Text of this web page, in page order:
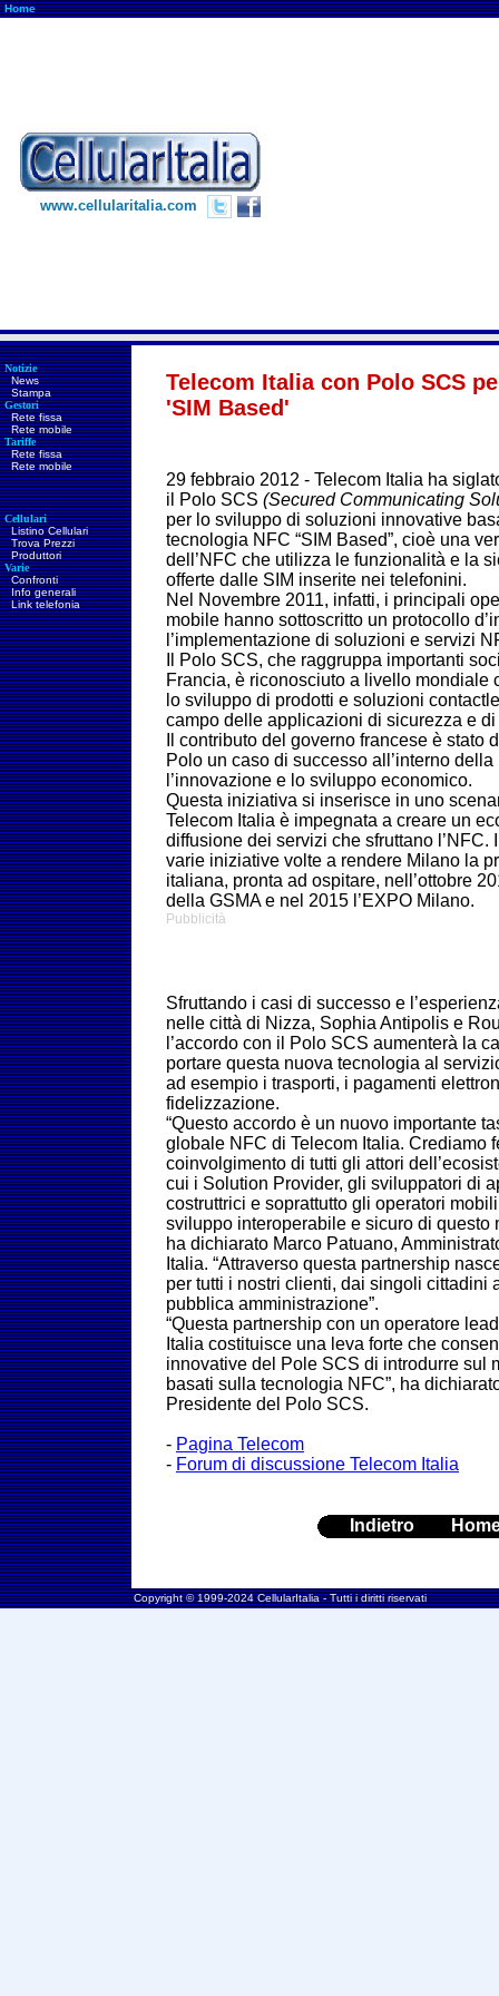
Home
www.cellularitalia.com
Notizie
News
Stampa
Gestori
Rete fissa
Rete mobile
Tariffe
Rete fissa
Rete mobile
Cellulari
Listino Cellulari
Trova Prezzi
Produttori
Varie
Confronti
Info generali
Link telefonia
Telecom Italia con Polo SCS
'SIM Based'
29 febbraio 2012 - Telecom Italia ha
il Polo SCS (Secured Communicating
per lo sviluppo di soluzioni innovative
tecnologia NFC “SIM Based”, cioè una
dell’NFC che utilizza le funzionalità e la
offerte dalle SIM inserite nei telefonini.
Nel Novembre 2011, infatti, i principali
mobile hanno sottoscritto un protocollo
l’implementazione di soluzioni e servizi
Il Polo SCS, che raggruppa importanti
Francia, è riconosciuto a livello mondiale
lo sviluppo di prodotti e soluzioni
campo delle applicazioni di sicurezza e
Il contributo del governo francese è stato
Polo un caso di successo all’interno
l’innovazione e lo sviluppo economico.
Questa iniziativa si inserisce in uno
Telecom Italia è impegnata a creare un
diffusione dei servizi che sfruttano l’NFC.
varie iniziative volte a rendere Milano la
italiana, pronta ad ospitare, nell’ottobre
della GSMA e nel 2015 l’EXPO Milano.
Pubblicità
Sfruttando i casi di successo e
nelle città di Nizza, Sophia Antipolis e
l’accordo con il Polo SCS aumenterà la
portare questa nuova tecnologia al
ad esempio i trasporti, i pagamenti
fidelizzazione.
“Questo accordo è un nuovo importante
globale NFC di Telecom Italia. Crediamo
coinvolgimento di tutti gli attori
cui i Solution Provider, gli sviluppatori di
costruttrici e soprattutto gli operatori
sviluppo interoperabile e sicuro di questo
ha dichiarato Marco Patuano,
Italia. “Attraverso questa partnership
per tutti i nostri clienti, dai singoli cittadini
pubblica amministrazione”.
“Questa partnership con un operatore
Italia costituisce una leva forte che
innovative del Pole SCS di introdurre sul
basati sulla tecnologia NFC”, ha
Presidente del Polo SCS.
- Pagina Telecom
- Forum di discussione Telecom Italia
Indietro
Copyright © 1999-2024 CellularItalia - Tutti i diritti riservati